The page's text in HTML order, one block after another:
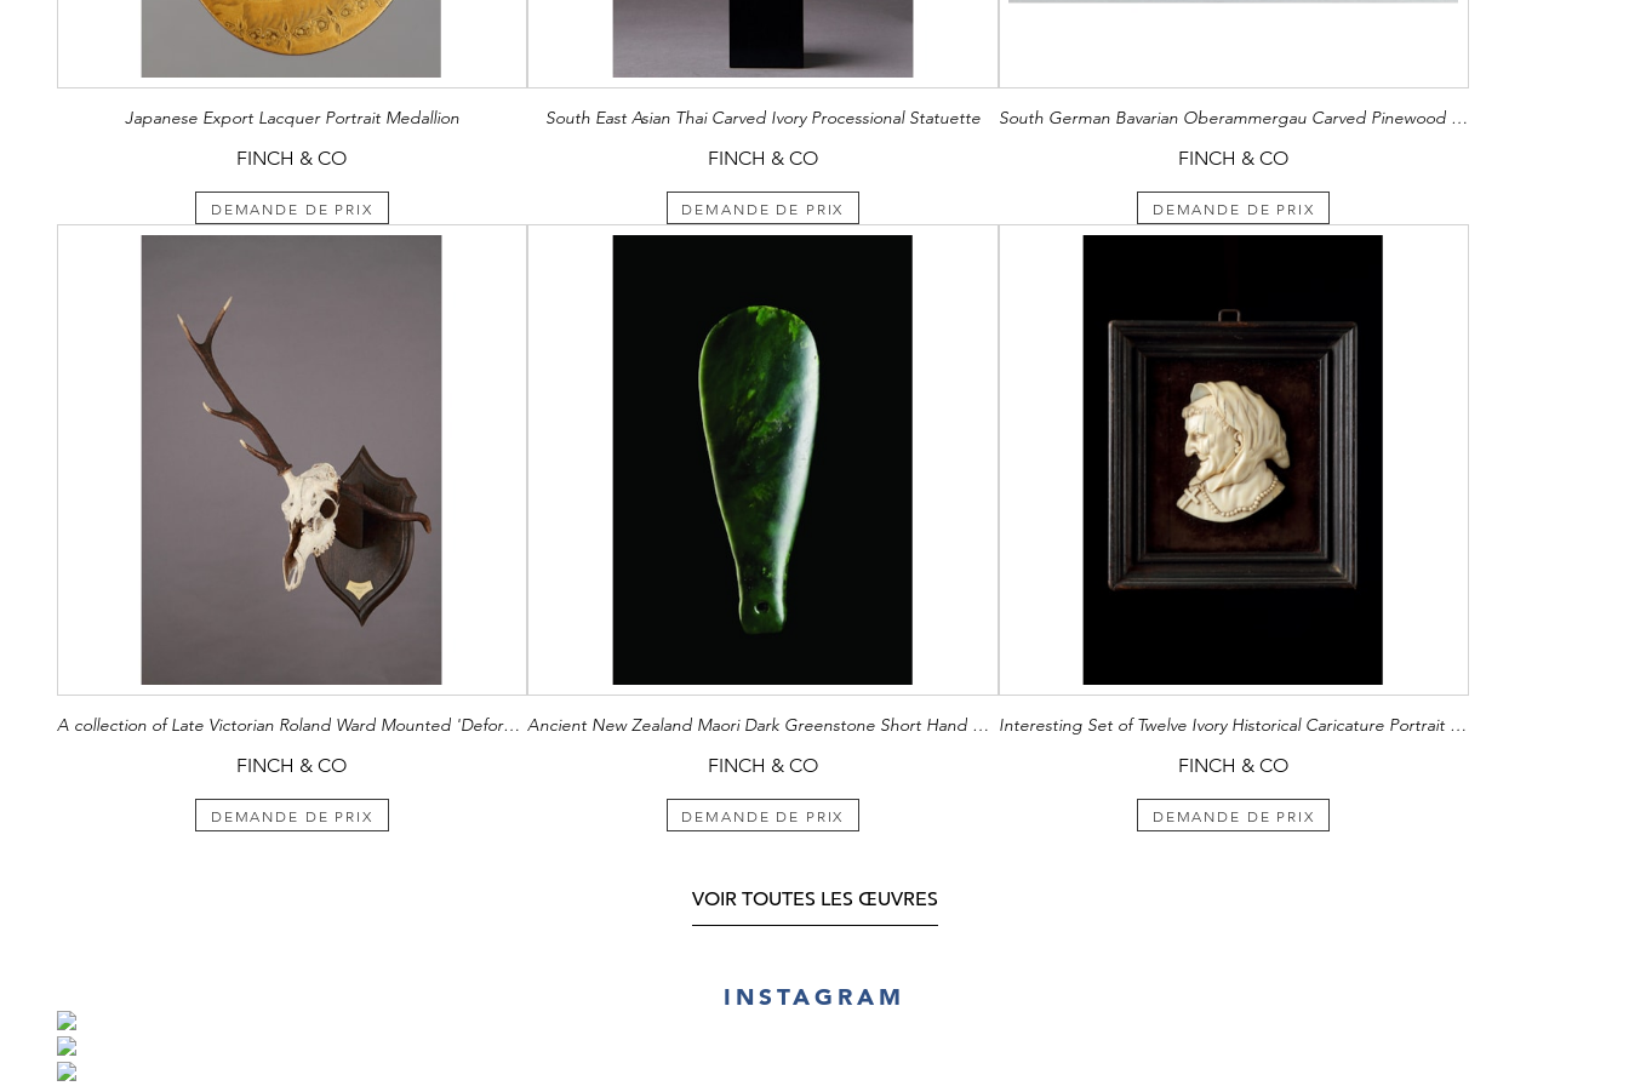
Japanese Export Lacquer Portrait Medallion
FINCH & CO
DEMANDE DE PRIX
South East Asian Thai Carved Ivory Processional Statuette
FINCH & CO
DEMANDE DE PRIX
South German Bavarian Oberammergau Carved Pinewood Sculpture of a Female Elephant
FINCH & CO
DEMANDE DE PRIX
A collection of Late Victorian Roland Ward Mounted 'Deformed' Antlers
FINCH & CO
DEMANDE DE PRIX
Ancient New Zealand Maori Dark Greenstone Short Hand Club
FINCH & CO
DEMANDE DE PRIX
Interesting Set of Twelve Ivory Historical Caricature Portrait Reliefs Depicting some of the Leading Catholic Clergy Responsible for the Revocation of the Edict of Nantes in 1685
FINCH & CO
DEMANDE DE PRIX
VOIR TOUTES LES ŒUVRES
INSTAGRAM